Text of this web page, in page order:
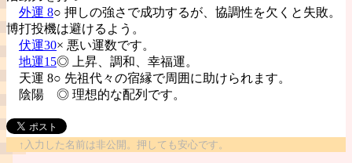
外運 8○ 押しの強さで成功するが、協調性を欠くと失敗。
博打投機は避けるよう。
伏運30× 悪い運数です。
地運15◎ 上昇、調和、幸福運。
天運 8○ 先祖代々の宿縁で周囲に助けられます。
陰陽 ◎ 理想的な配列です。
↑入力した名前は非公開。押しても安心です。